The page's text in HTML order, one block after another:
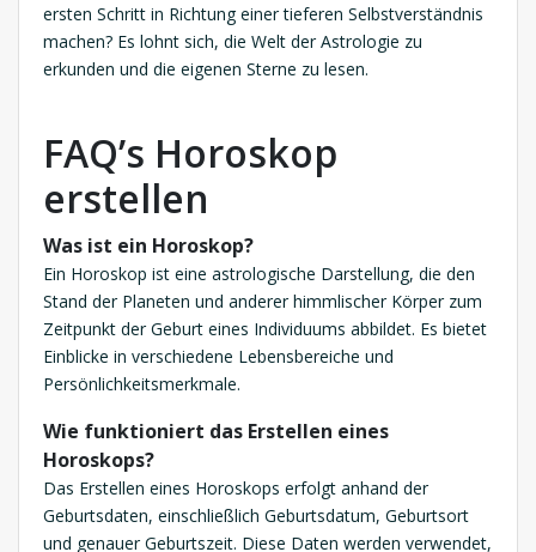
ersten Schritt in Richtung einer tieferen Selbstverständnis
machen? Es lohnt sich, die Welt der Astrologie zu
erkunden und die eigenen Sterne zu lesen.
FAQ’s Horoskop
erstellen
Was ist ein Horoskop?
Ein Horoskop ist eine astrologische Darstellung, die den
Stand der Planeten und anderer himmlischer Körper zum
Zeitpunkt der Geburt eines Individuums abbildet. Es bietet
Einblicke in verschiedene Lebensbereiche und
Persönlichkeitsmerkmale.
Wie funktioniert das Erstellen eines
Horoskops?
Das Erstellen eines Horoskops erfolgt anhand der
Geburtsdaten, einschließlich Geburtsdatum, Geburtsort
und genauer Geburtszeit. Diese Daten werden verwendet,